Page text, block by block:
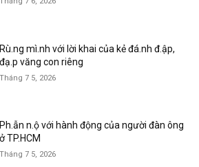
Rù.ng mì.nh với lời khai của kẻ đá.nh đ.ập,
đạ.p văng con riêng
Tháng 7 5, 2026
Ph.ẫn n.ộ với hành động của người đàn ông
ở TP.HCM
Tháng 7 5, 2026